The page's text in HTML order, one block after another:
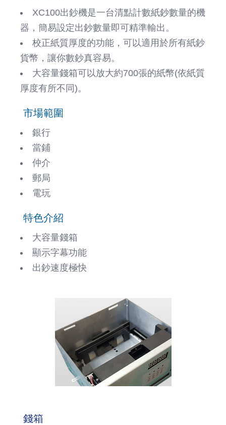
XC100出鈔機是一台清點計數紙鈔數量的機
器，簡易設定出鈔數量即可精準輸出。
校正紙質厚度的功能，可以適用於所有紙鈔
貨幣，讓你數鈔真容易。
大容量錢箱可以放大約700張的紙幣(依紙質
厚度有所不同)。
市場範圍
銀行
當鋪
仲介
郵局
電玩
特色介紹
大容量錢箱
顯示字幕功能
出鈔速度極快
錢箱